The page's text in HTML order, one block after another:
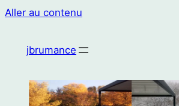
Aller au contenu
jbrumance